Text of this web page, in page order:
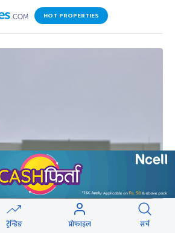
HOT PROPERTIES
ट्रेन्डिङ प्रोफाइल सर्च